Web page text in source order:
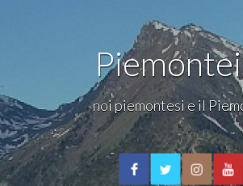
noi piemontesi e il